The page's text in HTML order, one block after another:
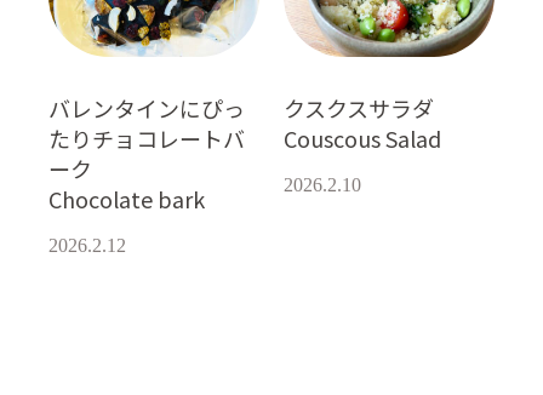
バレンタインにぴっ
たりチョコレートバ
ーク
Chocolate bark
2026.2.12
クスクスサラダ
Couscous Salad
2026.2.10